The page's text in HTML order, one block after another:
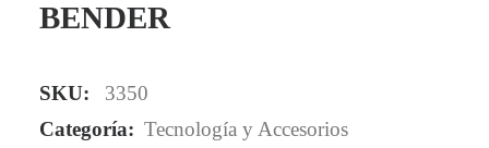
BENDER
SKU:
3350
Categoría: Tecnología y Accesorios